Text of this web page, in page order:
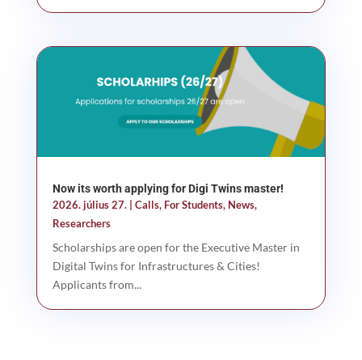
Now its worth applying for Digi Twins master!
2026. július 27.| Calls, For Students, News,
Researchers
Scholarships are open for the Executive Master in
Digital Twins for Infrastructures & Cities!
Applicants from...